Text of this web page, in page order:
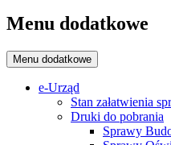
Menu dodatkowe
Menu dodatkowe
e-Urząd
Stan załatwienia
Druki do pobrania
Sprawy